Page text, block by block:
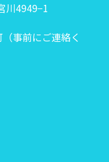
川4949−1
事前にご連絡く